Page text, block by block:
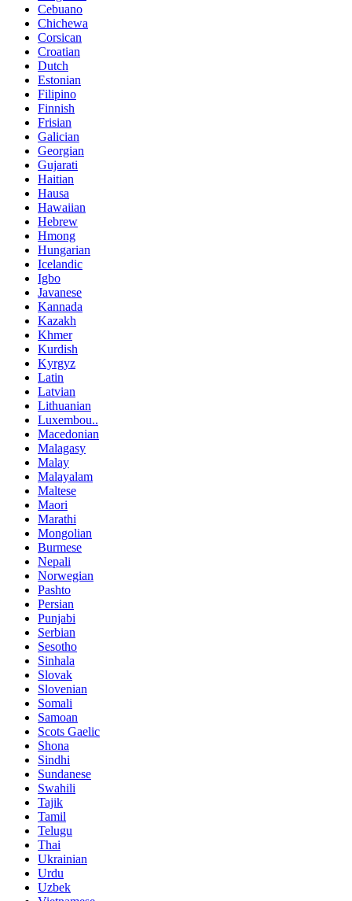
Cebuano
Chichewa
Corsican
Croatian
Dutch
Estonian
Filipino
Finnish
Frisian
Galician
Georgian
Gujarati
Haitian
Hausa
Hawaiian
Hebrew
Hmong
Hungarian
Icelandic
Igbo
Javanese
Kannada
Kazakh
Khmer
Kurdish
Kyrgyz
Latin
Latvian
Lithuanian
Luxembou..
Macedonian
Malagasy
Malay
Malayalam
Maltese
Maori
Marathi
Mongolian
Burmese
Nepali
Norwegian
Pashto
Persian
Punjabi
Serbian
Sesotho
Sinhala
Slovak
Slovenian
Somali
Samoan
Scots Gaelic
Shona
Sindhi
Sundanese
Swahili
Tajik
Tamil
Telugu
Thai
Ukrainian
Urdu
Uzbek